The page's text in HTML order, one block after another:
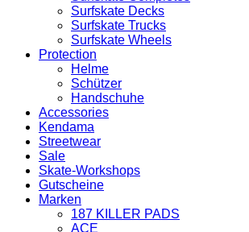
Surfskate Decks
Surfskate Trucks
Surfskate Wheels
Protection
Helme
Schützer
Handschuhe
Accessories
Kendama
Streetwear
Sale
Skate-Workshops
Gutscheine
Marken
187 KILLER PADS
ACE